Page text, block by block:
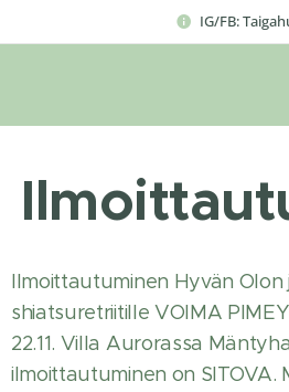
IG/FB:
Ilmoittautuminen Hyvän Olon
shiatsuretriitille VOIMA
22.11. Villa Aurorassa
ilmoittautuminen on SITOVA.